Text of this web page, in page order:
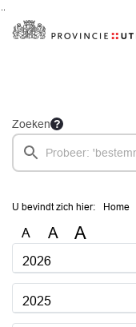
Zoeken
U bevindt zich hier: Home
A A A
2026
2025